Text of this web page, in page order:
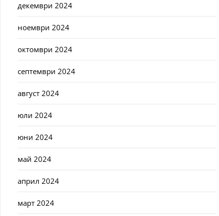
декември 2024
ноември 2024
октомври 2024
септември 2024
август 2024
юли 2024
юни 2024
май 2024
април 2024
март 2024